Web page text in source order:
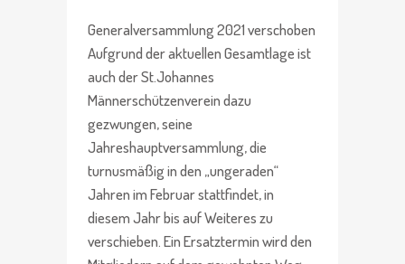
Generalversammlung 2021 verschoben
Aufgrund der aktuellen Gesamtlage ist
auch der St.Johannes
Männerschützenverein dazu
gezwungen, seine
Jahreshauptversammlung, die
turnusmäßig in den „ungeraden“
Jahren im Februar stattfindet, in
diesem Jahr bis auf Weiteres zu
verschieben. Ein Ersatztermin wird den